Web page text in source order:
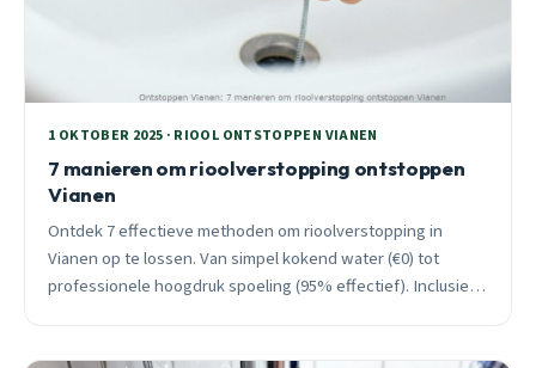
1 OKTOBER 2025 · RIOOL ONTSTOPPEN VIANEN
7 manieren om rioolverstopping ontstoppen
Vianen
Ontdek 7 effectieve methoden om rioolverstopping in
Vianen op te lossen. Van simpel kokend water (€0) tot
professionele hoogdruk spoeling (95% effectief). Inclusief